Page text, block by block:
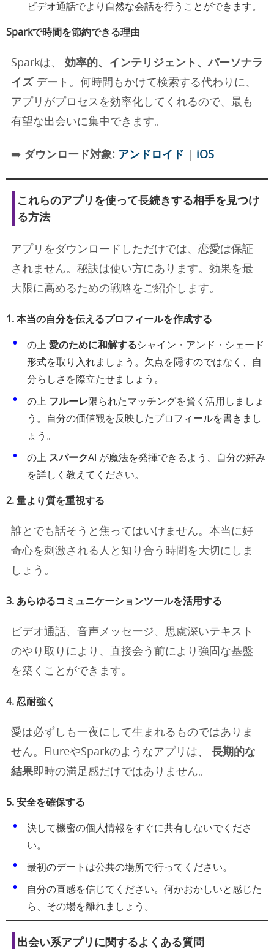
ビデオ通話でより自然な会話を行うことができます。
Sparkで時間を節約できる理由
Sparkは、 効率的、インテリジェント、パーソナラ
イズ デート。何時間もかけて検索する代わりに、
アプリがプロセスを効率化してくれるので、最も
有望な出会いに集中できます。
➡️ ダウンロード対象: アンドロイド iOS
これらのアプリを使って長続きする相手を見つけ
る方法
アプリをダウンロードしただけでは、恋愛は保証
されません。秘訣は使い方にあります。効果を最
大限に高めるための戦略をご紹介します。
1. 本当の自分を伝えるプロフィールを作成する
の上 愛のために和解するシャイン・アンド・シェード
形式を取り入れましょう。欠点を隠すのではなく、自
分らしさを際立たせましょう。
の上 フルーレ限られたマッチングを賢く活用しましょ
う。自分の価値観を反映したプロフィールを書きまし
ょう。
の上 スパークAI が魔法を発揮できるよう、自分の好み
を詳しく教えてください。
2. 量より質を重視する
誰とでも話そうと焦ってはいけません。本当に好
奇心を刺激される人と知り合う時間を大切にしま
しょう。
3. あらゆるコミュニケーションツールを活用する
ビデオ通話、音声メッセージ、思慮深いテキスト
のやり取りにより、直接会う前により強固な基盤
を築くことができます。
4. 忍耐強く
愛は必ずしも一夜にして生まれるものではありま
せん。FlureやSparkのようなアプリは、 長期的な
結果即時の満足感だけではありません。
5. 安全を確保する
決して機密の個人情報をすぐに共有しないでくださ
い。
最初のデートは公共の場所で行ってください。
自分の直感を信じてください。何かおかしいと感じた
ら、その場を離れましょう。
出会い系アプリに関するよくある質問